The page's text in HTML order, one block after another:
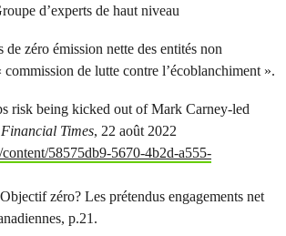
d’experts de haut niveau
de zéro émission nette des entités non
commission de lutte contre l’écoblanchiment ».
risk being kicked out of Mark Carney-led
Financial Times, 22 août 2022
58575db9-5670-4b2d-a555-
zéro? Les prétendus engagements net
p.21.